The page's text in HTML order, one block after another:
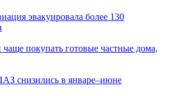
эвакуировала более 130
покупать готовые частные дома,
снизились в январе–июне